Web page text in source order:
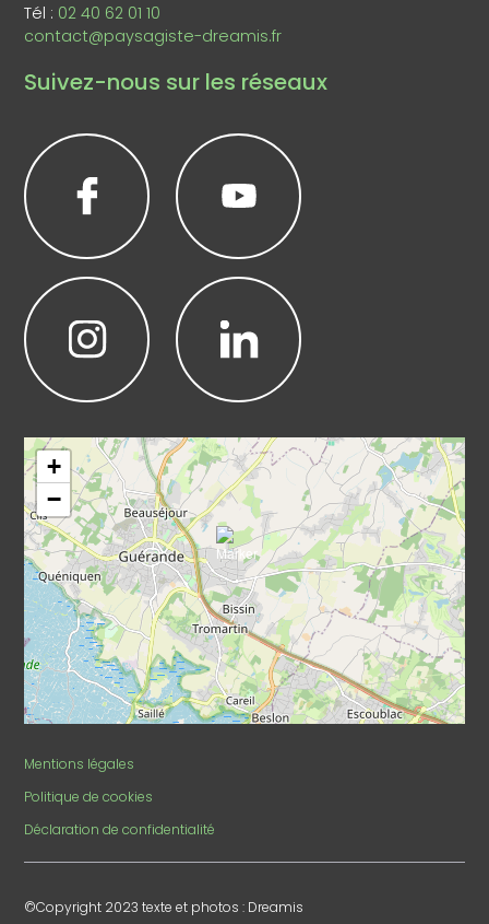
Tél : 02 40 62 01 10
contact@paysagiste-dreamis.fr
Suivez-nous sur les réseaux
+
−
Mentions légales
Politique de cookies
Déclaration de confidentialité
©Copyright 2023 texte et photos : Dreamis